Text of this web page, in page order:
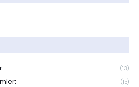
(13)
(15)